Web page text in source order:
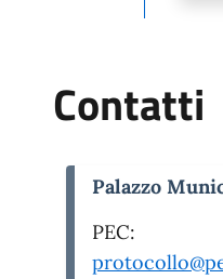
Contatti
Palazzo
PEC: